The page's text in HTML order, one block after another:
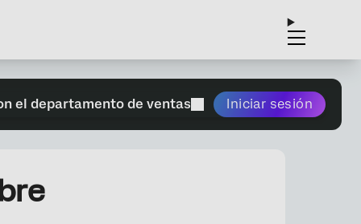
el departamento de ventas Iniciar sesión